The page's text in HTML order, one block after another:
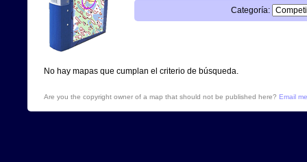
Categoría:
No hay mapas que cumplan el criterio de búsqueda.
Are you the copyright owner of a map that should not be published here? Email me